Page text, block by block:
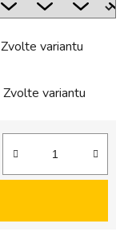
Zvolte variantu
Zvolte variantu